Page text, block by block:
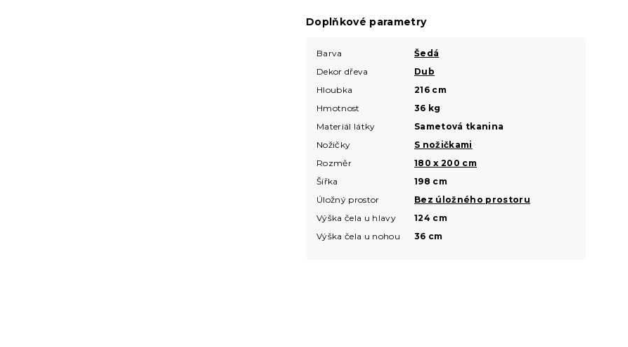
Doplňkové parametry
Barva
Šedá
Dekor dřeva
Dub
Hloubka
216 cm
Hmotnost
36 kg
Materiál látky
Sametová tkanina
Nožičky
S nožičkami
Rozměr
180 x 200 cm
Šířka
198 cm
Úložný prostor
Bez úložného prostoru
Výška čela u hlavy
124 cm
Výška čela u nohou
36 cm